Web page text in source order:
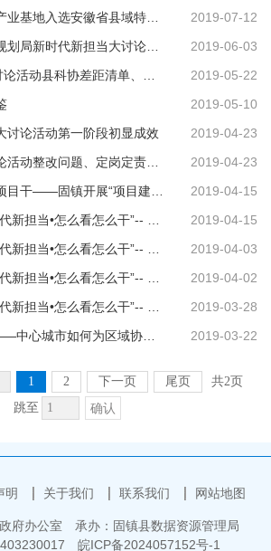
2019-07-12
固镇县生物基制造产业基地入选安徽省县域特色产业集群(基地)名录
2019-06-03
固镇县自然资源和规划局新时代新担当大讨论活动“两清单一方案”
2019-05-22
“新时代新担当”大讨论活动县科协差距清单、提标清单、整改方案
2019-05-10
2019-04-23
讨论活动第一阶段初显成效
2019-04-23
新时代新担当大讨论活动整改问题、定岗定责阶段工作推进会召开
2019-04-15
围绕项目转 盯住项目干——固镇开展“项目建设年”活动
2019-04-15
一把手访谈：“新时代新担当•怎么看怎么干”-- 任桥镇党委书记 严虔
2019-04-03
一把手访谈：“新时代新担当•怎么看怎么干”-- 王庄镇党委书记 张平
2019-04-02
一把手访谈：“新时代新担当•怎么看怎么干”-- 仲兴乡乡长邹光山
2019-03-28
一把手访谈：“新时代新担当•怎么看怎么干”-- 濠城镇党委书记倪晓彬
2019-03-22
“新时代新担当”之——中心城市如何为区域协同发展赋能?
1 2 下一页 尾页
共2页
跳至
确认
明 关于我们 联系我们 网站地图
府办公室
承办：固镇县数据资源管理局
皖ICP备2024057152号-1